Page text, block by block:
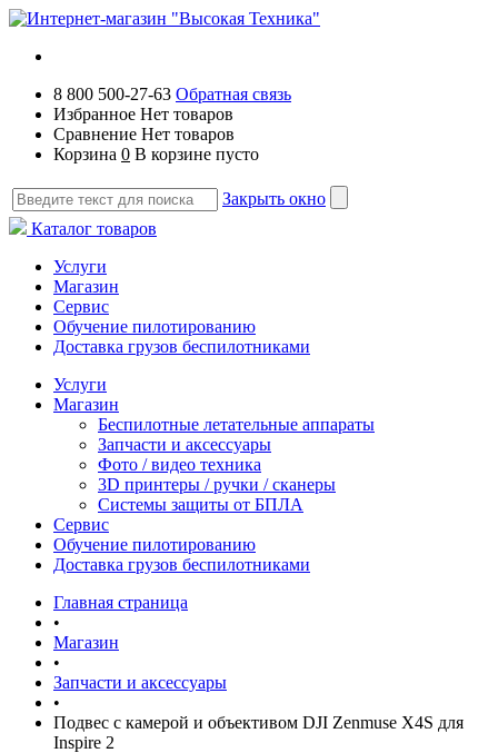
8 800 500-27-63 Обратная связь
Избранное Нет товаров
Сравнение Нет товаров
Корзина 0 В корзине пусто
Закрыть окно
Каталог товаров
Услуги
Магазин
Сервис
Обучение пилотированию
Доставка грузов беспилотниками
Услуги
Магазин
Беспилотные летательные аппараты
Запчасти и аксессуары
Фото / видео техника
3D принтеры / ручки / сканеры
Системы защиты от БПЛА
Сервис
Обучение пилотированию
Доставка грузов беспилотниками
Главная страница
•
Магазин
•
Запчасти и аксессуары
•
Подвес с камерой и объективом DJI Zenmuse X4S для
Inspire 2